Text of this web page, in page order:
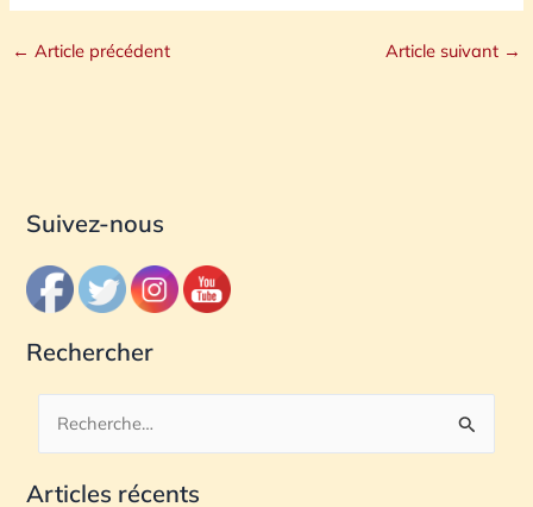
← Article précédent Article suivant →
Suivez-nous
Rechercher
c
Articles récents